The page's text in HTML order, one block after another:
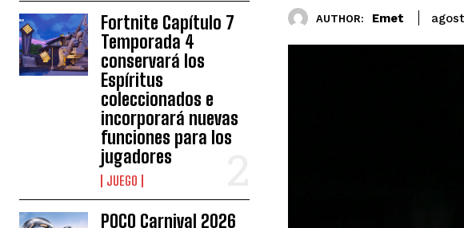
Fortnite Capítulo 7
Temporada 4
conservará los
Espíritus
coleccionados e
incorporará nuevas
funciones para los
jugadores
JUEGO
POCO Carnival 2026
AUTHOR: Emet